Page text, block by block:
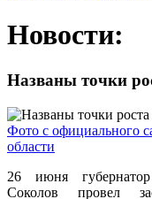
Новости:
Названы точки
Фото с официального
области
26 июня
Соколов провел